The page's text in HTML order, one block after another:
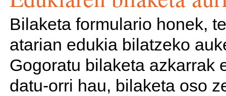
Bilaketa formulario honek,
atarian edukia bilatzeko
Gogoratu bilaketa azkarrak
datu-orri hau, bilaketa oso